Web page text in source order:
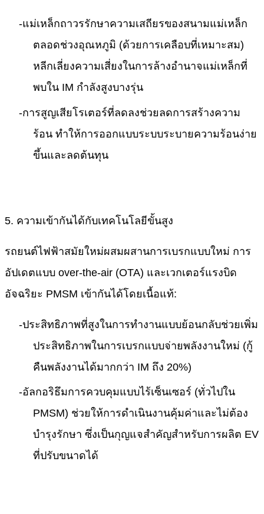
-แม่เหล็กถาวรรักษาความเสถียรของสนามแม่เหล็ก
ตลอดช่วงอุณหภูมิ (ด้วยการเคลือบที่เหมาะสม)
หลีกเลี่ยงความเสี่ยงในการล้างอำนาจแม่เหล็กที่
พบใน IM กำลังสูงบางรุ่น
-การสูญเสียโรเตอร์ที่ลดลงช่วยลดการสร้างความ
ร้อน ทำให้การออกแบบระบบระบายความร้อนง่าย
ขึ้นและลดต้นทุน
5. ความเข้ากันได้กับเทคโนโลยีขั้นสูง
รถยนต์ไฟฟ้าสมัยใหม่ผสมผสานการเบรกแบบใหม่ การ
อัปเดตแบบ over-the-air (OTA) และเวกเตอร์แรงบิด
อัจฉริยะ PMSM เข้ากันได้โดยเนื้อแท้:
-ประสิทธิภาพที่สูงในการทำงานแบบย้อนกลับช่วยเพิ่ม
ประสิทธิภาพในการเบรกแบบจ่ายพลังงานใหม่ (กู้
คืนพลังงานได้มากกว่า IM ถึง 20%)
-อัลกอริธึมการควบคุมแบบไร้เซ็นเซอร์ (ทั่วไปใน
PMSM) ช่วยให้การดำเนินงานคุ้มค่าและไม่ต้อง
บำรุงรักษา ซึ่งเป็นกุญแจสำคัญสำหรับการผลิต EV
ที่ปรับขนาดได้